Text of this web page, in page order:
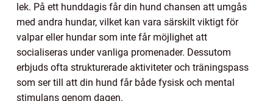
lek. På ett hunddagis får din hund chansen att umgås
med andra hundar, vilket kan vara särskilt viktigt för
valpar eller hundar som inte får möjlighet att
socialiseras under vanliga promenader. Dessutom
erbjuds ofta strukturerade aktiviteter och träningspass
som ser till att din hund får både fysisk och mental
stimulans genom dagen.